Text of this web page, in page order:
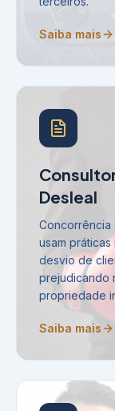
Saiba mais
Desleal
Concorrência
usam
desvio de
prejudicando
propriedade
Saiba mais